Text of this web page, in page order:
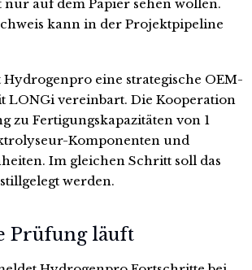
auf dem Papier sehen wollen.
kann in der Projektpipeline
Hydrogenpro eine strategische OEM-
LONGi vereinbart. Die Kooperation
zu Fertigungskapazitäten von 1
Komponenten und
Im gleichen Schritt soll das
werden.
Prüfung läuft